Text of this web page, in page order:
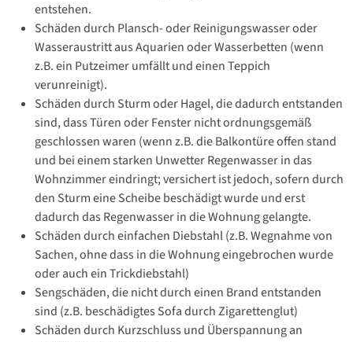
entstehen.
Schäden durch Plansch- oder Reinigungswasser oder
Wasseraustritt aus Aquarien oder Wasserbetten (wenn
z.B. ein Putzeimer umfällt und einen Teppich
verunreinigt).
Schäden durch Sturm oder Hagel, die dadurch entstanden
sind, dass Türen oder Fenster nicht ordnungsgemäß
geschlossen waren (wenn z.B. die Balkontüre offen stand
und bei einem starken Unwetter Regenwasser in das
Wohnzimmer eindringt; versichert ist jedoch, sofern durch
den Sturm eine Scheibe beschädigt wurde und erst
dadurch das Regenwasser in die Wohnung gelangte.
Schäden durch einfachen Diebstahl (z.B. Wegnahme von
Sachen, ohne dass in die Wohnung eingebrochen wurde
oder auch ein Trickdiebstahl)
Sengschäden, die nicht durch einen Brand entstanden
sind (z.B. beschädigtes Sofa durch Zigarettenglut)
Schäden durch Kurzschluss und Überspannung an